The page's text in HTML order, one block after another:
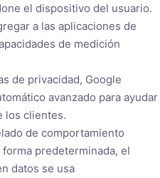
el dispositivo del usuario.
a las aplicaciones de
de medición
de privacidad, Google
avanzado para ayudar
los clientes.
de comportamiento
predeterminada, el
datos se usa